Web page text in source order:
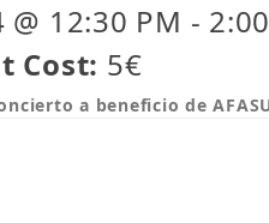
12:30 PM -
Cost: 5€
a beneficio de